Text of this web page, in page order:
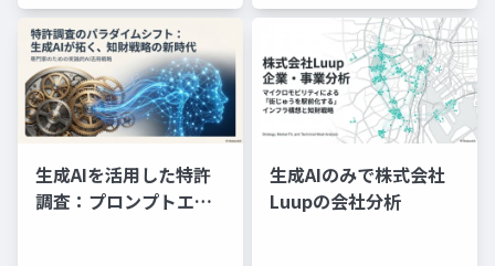
生成AIを活用した特許
調査：プロンプトエン
生成AIのみで株式会社
Luupの会社分析